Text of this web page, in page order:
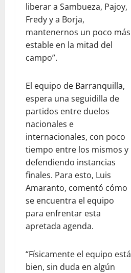
liberar a Sambueza, Pajoy,
Fredy y a Borja,
mantenernos un poco más
estable en la mitad del
campo”.
El equipo de Barranquilla,
espera una seguidilla de
partidos entre duelos
nacionales e
internacionales, con poco
tiempo entre los mismos y
defendiendo instancias
finales. Para esto, Luis
Amaranto, comentó cómo
se encuentra el equipo
para enfrentar esta
apretada agenda.
“Físicamente el equipo está
bien, sin duda en algún